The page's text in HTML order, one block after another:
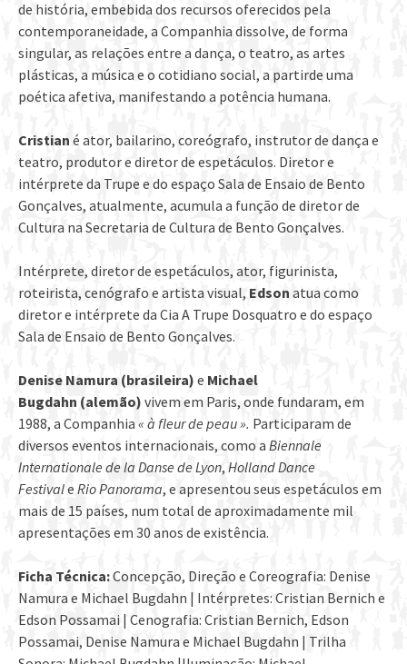
de história, embebida dos recursos oferecidos pela
contemporaneidade, a Companhia dissolve, de forma
singular, as relações entre a dança, o teatro, as artes
plásticas, a música e o cotidiano social, a partirde uma
poética afetiva, manifestando a potência humana.
Cristian é ator, bailarino, coreógrafo, instrutor de dança e
teatro, produtor e diretor de espetáculos. Diretor e
intérprete da Trupe e do espaço Sala de Ensaio de Bento
Gonçalves, atualmente, acumula a função de diretor de
Cultura na Secretaria de Cultura de Bento Gonçalves.
Intérprete, diretor de espetáculos, ator, figurinista,
roteirista, cenógrafo e artista visual, Edson atua como
diretor e intérprete da Cia A Trupe Dosquatro e do espaço
Sala de Ensaio de Bento Gonçalves.
Denise Namura (brasileira) e Michael
Bugdahn (alemão) vivem em Paris, onde fundaram, em
1988, a Companhia « à fleur de peau ». Participaram de
diversos eventos internacionais, como a Biennale
Internationale de la Danse de Lyon, Holland Dance
Festivale Rio Panorama, e apresentou seus espetáculos em
mais de 15 países, num total de aproximadamente mil
apresentações em 30 anos de existência.
Ficha Técnica:Concepção, Direção e Coreografia: Denise
Namura e Michael Bugdahn | Intérpretes: Cristian Bernich e
Edson Possamai | Cenografia: Cristian Bernich, Edson
Possamai, Denise Namura e Michael Bugdahn | Trilha